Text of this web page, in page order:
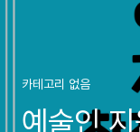
카테고리 없음
예술인